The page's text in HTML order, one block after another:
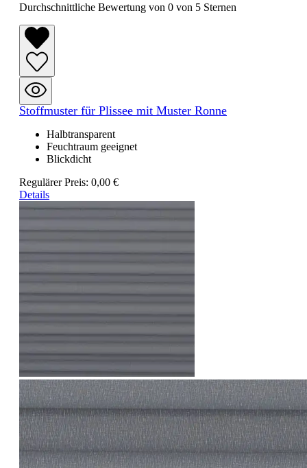
Durchschnittliche Bewertung von 0 von 5 Sternen
Stoffmuster für Plissee mit Muster Ronne
Halbtransparent
Feuchtraum geeignet
Blickdicht
Regulärer Preis: 0,00 €
Details